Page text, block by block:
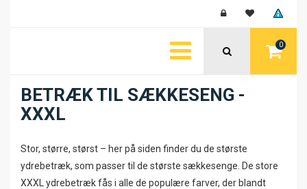
0
BETRÆK TIL SÆKKESENG -
XXXL
Stor, større, størst – her på siden finder du de største
ydrebetræk, som passer til de største sækkesenge. De store
XXXL ydrebetræk fås i alle de populære farver, der blandt